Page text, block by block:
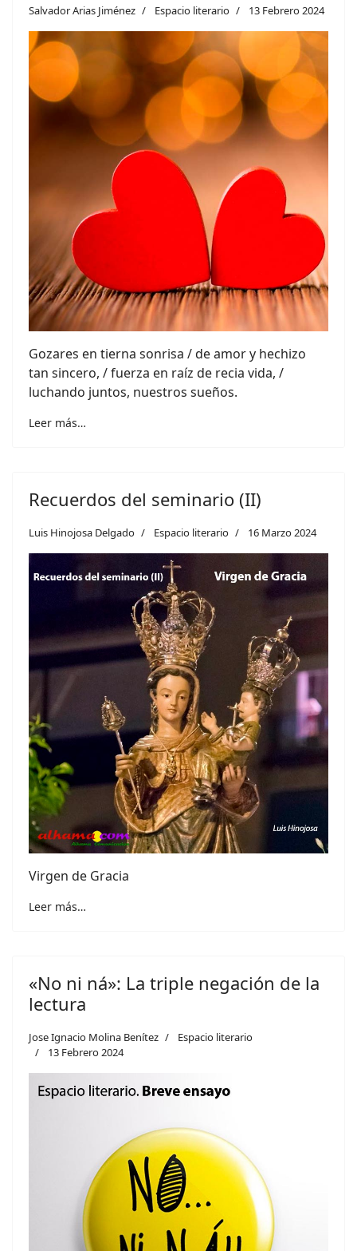
Salvador Arias Jiménez Espacio literario 13 Febrero 2024
Gozares en tierna sonrisa / de amor y hechizo
tan sincero, / fuerza en raíz de recia vida, /
luchando juntos, nuestros sueños.
Leer más…
Recuerdos del seminario (II)
Luis Hinojosa Delgado Espacio literario 16 Marzo 2024
Virgen de Gracia
Leer más…
«No ni ná»: La triple negación de la
lectura
Jose Ignacio Molina Benítez
Espacio literario
13 Febrero 2024